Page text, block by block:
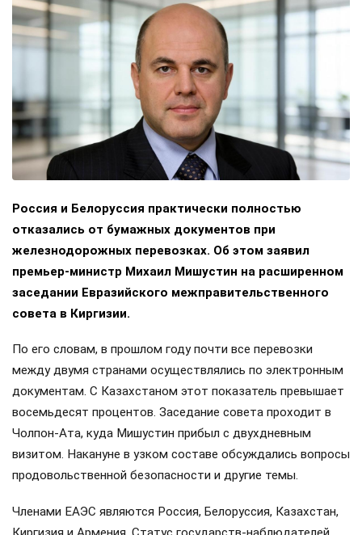
Россия и Белоруссия практически полностью
отказались от бумажных документов при
железнодорожных перевозках. Об этом заявил
премьер-министр Михаил Мишустин на расширенном
заседании Евразийского межправительственного
совета в Киргизии.
По его словам, в прошлом году почти все перевозки
между двумя странами осуществлялись по электронным
документам. С Казахстаном этот показатель превышает
восемьдесят процентов. Заседание совета проходит в
Чолпон-Ата, куда Мишустин прибыл с двухдневным
визитом. Накануне в узком составе обсуждались вопросы
продовольственной безопасности и другие темы.
Членами ЕАЭС являются Россия, Белоруссия, Казахстан,